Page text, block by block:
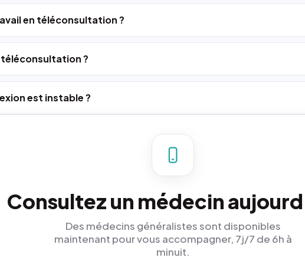
en téléconsultation ?
?
est instable ?
Consultez un médecin
Des médecins généralistes sont disponibles
maintenant pour vous accompagner, 7j/7 de 6h à
minuit.